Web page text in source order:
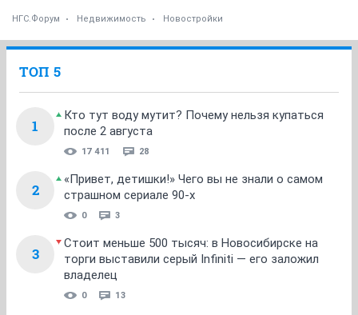
НГС.Форум Недвижимость Новостройки
ТОП 5
1
Кто тут воду мутит? Почему нельзя купаться
после 2 августа
17 411 28
2
«Привет, детишки!» Чего вы не знали о самом
страшном сериале 90-х
0 3
3
Стоит меньше 500 тысяч: в Новосибирске на
торги выставили серый Infiniti — его заложил
владелец
0 13